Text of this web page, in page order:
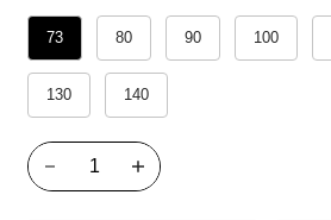
73 80 90 100
130 140